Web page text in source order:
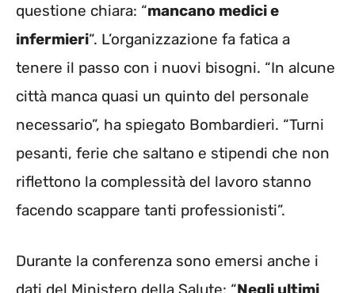
questione chiara: “mancano medici e
infermieri“. L’organizzazione fa fatica a
tenere il passo con i nuovi bisogni. “In alcune
città manca quasi un quinto del personale
necessario”, ha spiegato Bombardieri. “Turni
pesanti, ferie che saltano e stipendi che non
riflettono la complessità del lavoro stanno
facendo scappare tanti professionisti”.
Durante la conferenza sono emersi anche i